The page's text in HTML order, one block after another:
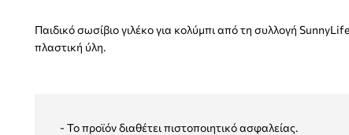
Παιδικό σωσίβιο γιλέκο για κολύμπι από τη συλλογή
πλαστική ύλη.
- Το προϊόν διαθέτει πιστοποιητικό ασφαλείας.